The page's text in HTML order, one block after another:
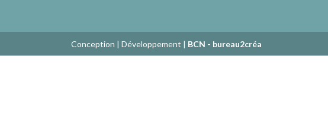
Conception | Développement | BCN - bureau2créa